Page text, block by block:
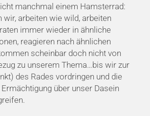
manchmal einem Hamsterrad:
arbeiten wie wild, arbeiten
immer wieder in ähnliche
reagieren nach ähnlichen
scheinbar doch nicht von
zu unserem Thema…bis wir zur
des Rades vordringen und die
über unser Dasein